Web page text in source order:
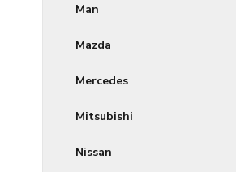
Man
Mazda
Mercedes
Mitsubishi
Nissan